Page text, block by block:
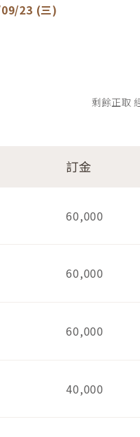
23 (三)
剩餘正取
訂金
60,000
60,000
60,000
40,000